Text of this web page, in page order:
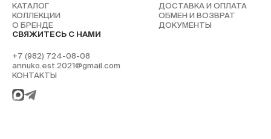
КАТАЛОГ
КОЛЛЕКЦИИ
О БРЕНДЕ
ДОСТАВКА И ОПЛАТА
ОБМЕН И ВОЗВРАТ
ДОКУМЕНТЫ
СВЯЖИТЕСЬ С НАМИ
+7 (982) 724-08-08
annuko.est.2021@gmail.com
КОНТАКТЫ